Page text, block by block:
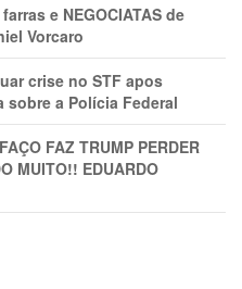
e NEGOCIATAS de
Vorcaro
crise no STF apos
sobre a Polícia Federal
FAZ TRUMP PERDER
MUITO!! EDUARDO